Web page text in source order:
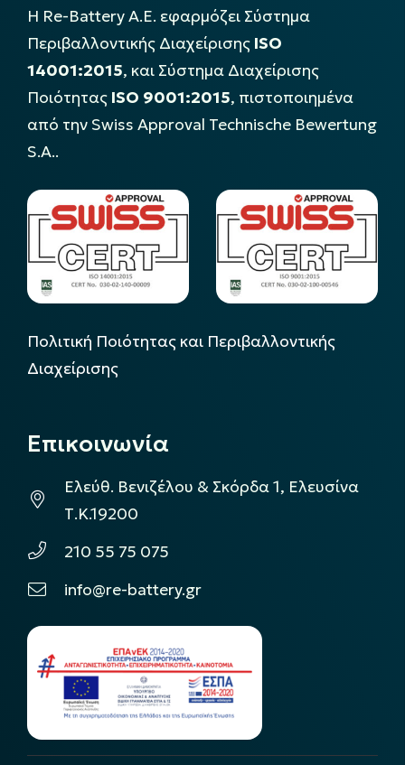
Η Re-Battery Α.Ε. εφαρμόζει Σύστημα
Περιβαλλοντικής Διαχείρισης ISO
14001:2015, και Σύστημα Διαχείρισης
Ποιότητας ISO 9001:2015, πιστοποιημένα
από την Swiss Approval Technische Bewertung
S.A..
Πολιτική Ποιότητας και Περιβαλλοντικής
Διαχείρισης
Επικοινωνία
Ελεύθ. Βενιζέλου & Σκόρδα 1, Ελευσίνα
Τ.Κ.19200
210 55 75 075
info@re-battery.gr